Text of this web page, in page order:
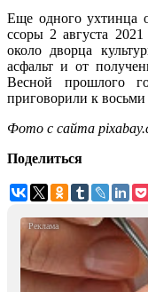
Еще одного ухтинца
ссоры 2 августа
около дворца
асфальт и от
Весной прошлого
приговорили к
Фото с сайта
Поделиться